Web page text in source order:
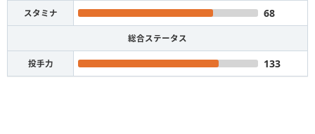
スタミナ 68
総合ステータス
投手力 133